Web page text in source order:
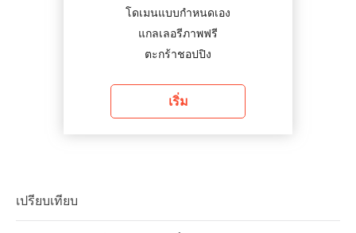
โดเมนแบบกำหนดเอง
แกลเลอรีภาพฟรี
ตะกร้าชอปปิง
เริ่ม
เปรียบเทียบ